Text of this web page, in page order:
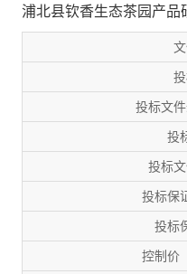
浦北县钦香生态茶园产品
投标文
投
投标
投标保
投标
控制价